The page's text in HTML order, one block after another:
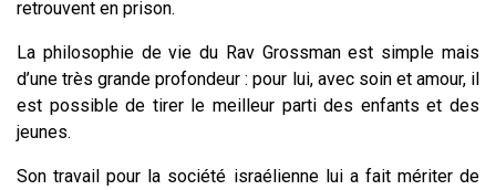
retrouvent en prison.
La philosophie de vie du Rav Grossman est simple mais
d’une très grande profondeur : pour lui, avec soin et amour, il
est possible de tirer le meilleur parti des enfants et des
jeunes.
Son travail pour la société israélienne lui a fait mériter de